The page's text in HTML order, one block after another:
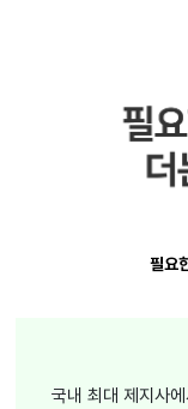
필요
국내 최대 제지사